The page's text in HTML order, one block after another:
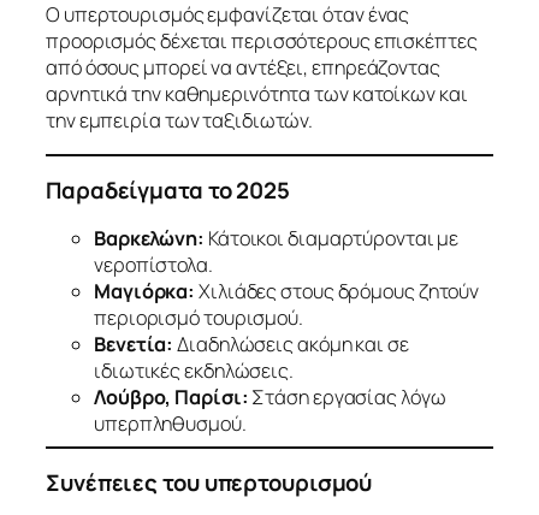
Ο υπερτουρισμός εμφανίζεται όταν ένας
προορισμός δέχεται περισσότερους επισκέπτες
από όσους μπορεί να αντέξει, επηρεάζοντας
αρνητικά την καθημερινότητα των κατοίκων και
την εμπειρία των ταξιδιωτών.
Παραδείγματα το 2025
Βαρκελώνη: Κάτοικοι διαμαρτύρονται με
νεροπίστολα.
Μαγιόρκα: Χιλιάδες στους δρόμους ζητούν
περιορισμό τουρισμού.
Βενετία: Διαδηλώσεις ακόμη και σε
ιδιωτικές εκδηλώσεις.
Λούβρο, Παρίσι: Στάση εργασίας λόγω
υπερπληθυσμού.
Συνέπειες του υπερτουρισμού